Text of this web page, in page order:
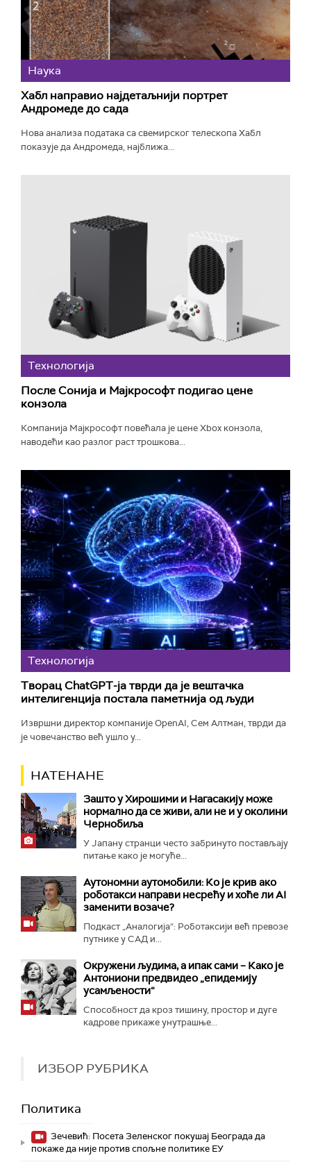
Наука
Хабл направио најдетаљнији портрет
Андромеде до сада
Нова анализа података са свемирског телескопа Хабл
показује да Андромеда, најближа...
Технологијa
После Сонија и Мајкрософт подигао цене
конзола
Компанија Мајкрософт повећала је цене Xbox конзола,
наводећи као разлог раст трошкова...
Технологијa
Творац ChatGPT-ја тврди да је вештачка
интелигенција постала паметнија од људи
Извршни директор компаније OpenAI, Сем Алтман, тврди да
је човечанство већ ушло у...
НАТЕНАНЕ
Зашто у Хирошими и Нагасакију може
нормално да се живи, али не и у околини
Чернобиља
У Јапану странци често забринуто постављају
питање како је могуће...
Аутономни аутомобили: Ко је крив ако
роботакси направи несрећу и хоће ли AI
заменити возаче?
Подкаст „Аналогија“: Роботаксији већ превозе
путнике у САД и...
Окружени људима, а ипак сами – Како је
Антониони предвидео „епидемију
усамљености“
Способност да кроз тишину, простор и дуге
кадрове прикаже унутрашње...
ИЗБОР РУБРИКА
Политика
Зечевић: Посета Зеленског покушај Београда да
покаже да није против спољне политике ЕУ